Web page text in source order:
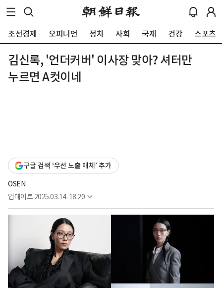
조선경제 오피니언 정치 사회 국제 건강 스포츠
김신록, '언더커버' 이사장 맞아? 셔터만
누르면 A컷이네
구글 검색 ‘우선 노출 매체’ 추가
OSEN
업데이트 2025.03.14. 18:20